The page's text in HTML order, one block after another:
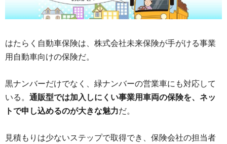
はたらく自動車保険は、株式会社未来保険が手がける事業
用自動車向けの保険だ。
黒ナンバーだけでなく、緑ナンバーの営業車にも対応して
いる。 通販型では加入しにくい事業用車両の保険を、ネッ
トで申し込めるのが大きな魅力だ。
見積もりは少ないステップで取得でき、保険会社の担当者